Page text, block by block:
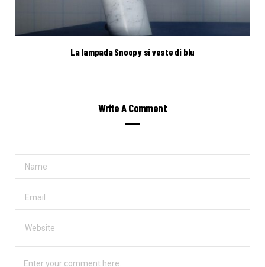
La lampada Snoopy si veste di blu
Write A Comment